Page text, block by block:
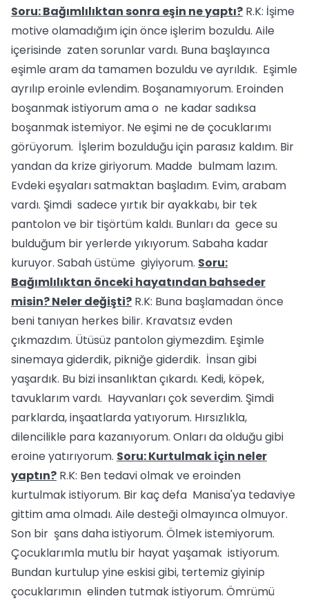
Soru: Bağımlılıktan sonra eşin ne yaptı? R.K: İşime
motive olamadığım için önce işlerim bozuldu. Aile
içerisinde zaten sorunlar vardı. Buna başlayınca
eşimle aram da tamamen bozuldu ve ayrıldık. Eşimle
ayrılıp eroinle evlendim. Boşanamıyorum. Eroinden
boşanmak istiyorum ama o ne kadar sadıksa
boşanmak istemiyor. Ne eşimi ne de çocuklarımı
görüyorum. İşlerim bozulduğu için parasız kaldım. Bir
yandan da krize giriyorum. Madde bulmam lazım.
Evdeki eşyaları satmaktan başladım. Evim, arabam
vardı. Şimdi sadece yırtık bir ayakkabı, bir tek
pantolon ve bir tişörtüm kaldı. Bunları da gece su
bulduğum bir yerlerde yıkıyorum. Sabaha kadar
kuruyor. Sabah üstüme giyiyorum. Soru:
Bağımlılıktan önceki hayatından bahseder
misin? Neler değişti? R.K: Buna başlamadan önce
beni tanıyan herkes bilir. Kravatsız evden
çıkmazdım. Ütüsüz pantolon giymezdim. Eşimle
sinemaya giderdik, pikniğe giderdik. İnsan gibi
yaşardık. Bu bizi insanlıktan çıkardı. Kedi, köpek,
tavuklarım vardı. Hayvanları çok severdim. Şimdi
parklarda, inşaatlarda yatıyorum. Hırsızlıkla,
dilencilikle para kazanıyorum. Onları da olduğu gibi
eroine yatırıyorum. Soru: Kurtulmak için neler
yaptın? R.K: Ben tedavi olmak ve eroinden
kurtulmak istiyorum. Bir kaç defa Manisa'ya tedaviye
gittim ama olmadı. Aile desteği olmayınca olmuyor.
Son bir şans daha istiyorum. Ölmek istemiyorum.
Çocuklarımla mutlu bir hayat yaşamak istiyorum.
Bundan kurtulup yine eskisi gibi, tertemiz giyinip
çocuklarımın elinden tutmak istiyorum. Ömrümü